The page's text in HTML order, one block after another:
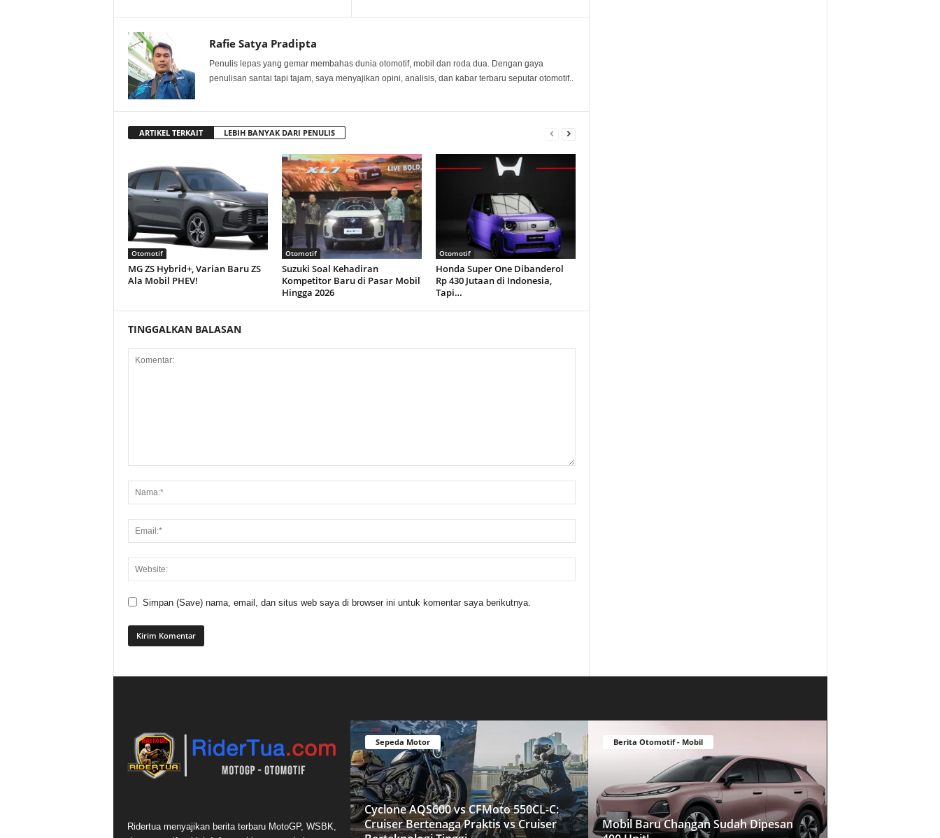
Rafie Satya Pradipta
Penulis lepas yang gemar membahas dunia otomotif, mobil dan roda dua. Dengan gaya
penulisan santai tapi tajam, saya menyajikan opini, analisis, dan kabar terbaru seputar otomotif..
ARTIKEL TERKAIT LEBIH BANYAK DARI PENULIS
Otomotif
MG ZS Hybrid+, Varian Baru ZS
Ala Mobil PHEV!
Otomotif
Suzuki Soal Kehadiran
Kompetitor Baru di Pasar Mobil
Hingga 2026
Otomotif
Honda Super One Dibanderol
Rp 430 Jutaan di Indonesia,
Tapi…
TINGGALKAN BALASAN
Simpan (Save) nama, email, dan situs web saya di browser ini untuk komentar saya berikutnya.
Ridertua menyajikan berita terbaru MotoGP, WSBK,
Sepeda Motor
Cyclone AQS600 vs CFMoto 550CL-C:
Cruiser Bertenaga Praktis vs Cruiser
Berita Otomotif - Mobil
Mobil Baru Changan Sudah Dipesan